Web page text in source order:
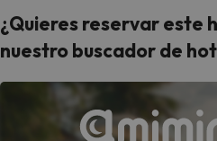
¿Quieres reservar este
nuestro buscador de